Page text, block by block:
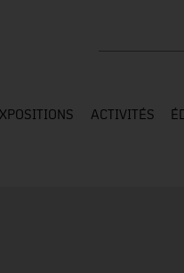
ACTIVITÉS